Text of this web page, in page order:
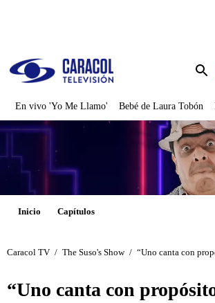
Pura
En vivo 'Yo Me Llamo' Bebé de Laura Tobón
Inicio Capítulos
Caracol TV / The Suso's Show / “Uno canta con
“Uno canta con